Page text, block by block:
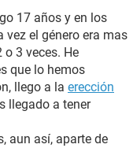
17 años y en los
el género era mas
3 veces. He
que lo hemos
llego a la erección
llegado a tener
aun así, aparte de